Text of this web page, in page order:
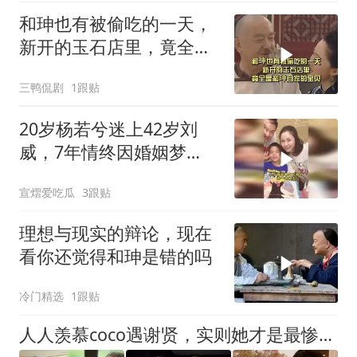
和珅也有被偷吃的一天，
新开的玉石店里，竟全是
三鸭侃剧 1跟贴
20岁杨若兮迷上42岁刘
威，7年情终因婚姻梦
宣熠爱吃瓜 3跟贴
理想与现实的辩论，现在
看你还觉得和珅是错的吗
冷门精选 1跟贴
人人羡慕coco遇谢贤，实则她才是最惨受害者